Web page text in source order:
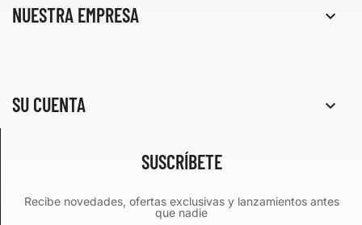
NUESTRA EMPRESA 
SU CUENTA 
SUSCRÍBETE
Recibe novedades, ofertas exclusivas y lanzamientos antes
que nadie